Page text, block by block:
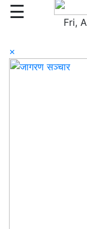
☰
Fri,
×